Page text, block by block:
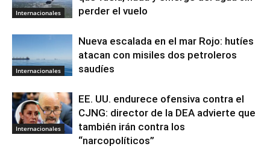
Internacionales
perder el vuelo
Internacionales
Nueva escalada en el mar Rojo: hutíes
atacan con misiles dos petroleros
saudíes
Internacionales
EE. UU. endurece ofensiva contra el
CJNG: director de la DEA advierte que
también irán contra los
“narcopolíticos”